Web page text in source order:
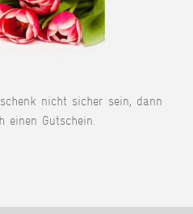
nicht sicher sein, dann
einen Gutschein.